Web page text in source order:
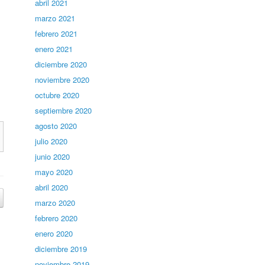
abril 2021
marzo 2021
febrero 2021
enero 2021
diciembre 2020
noviembre 2020
octubre 2020
septiembre 2020
agosto 2020
julio 2020
junio 2020
mayo 2020
abril 2020
marzo 2020
febrero 2020
enero 2020
diciembre 2019